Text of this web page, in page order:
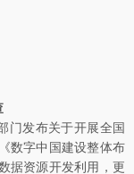
门发布关于开展全国
数字中国建设整体布
据资源开发利用，更